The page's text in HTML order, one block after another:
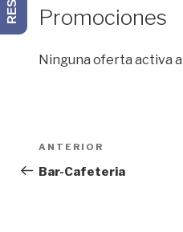
Promociones
Ninguna oferta activa
Navegación
de
Entrada
anterior:
ANTERIOR
Bar-Cafeteria